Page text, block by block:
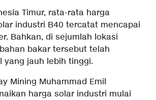
Timur, rata-rata harga
industri B40 tercatat mencapai
Bahkan, di sejumlah lokasi
bakar tersebut telah
yang jauh lebih tinggi.
Mining Muhammad Emil
harga solar industri mulai